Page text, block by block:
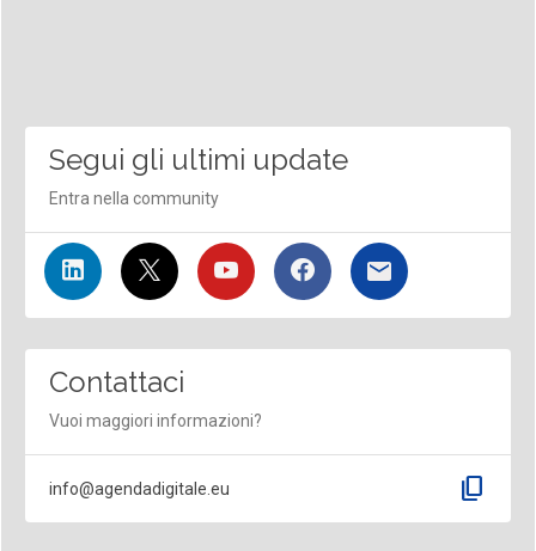
Segui gli ultimi update
Entra nella community
Contattaci
Vuoi maggiori informazioni?
info@agendadigitale.eu content_copy